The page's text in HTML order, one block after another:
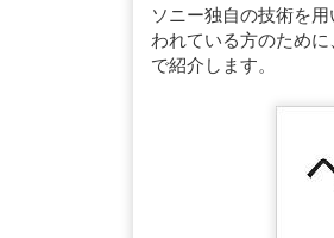
ソニー独自の技術を
われている方のため
で紹介します。